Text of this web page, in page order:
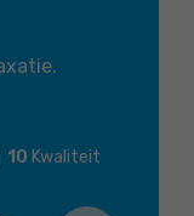
10 Kwaliteit